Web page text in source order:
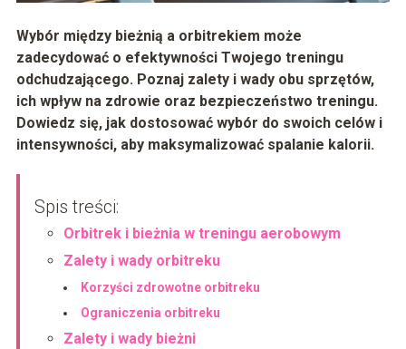
Wybór między bieżnią a orbitrekiem może
zadecydować o efektywności Twojego treningu
odchudzającego. Poznaj zalety i wady obu sprzętów,
ich wpływ na zdrowie oraz bezpieczeństwo treningu.
Dowiedz się, jak dostosować wybór do swoich celów i
intensywności, aby maksymalizować spalanie kalorii.
Spis treści:
Orbitrek i bieżnia w treningu aerobowym
Zalety i wady orbitreku
Korzyści zdrowotne orbitreku
Ograniczenia orbitreku
Zalety i wady bieżni